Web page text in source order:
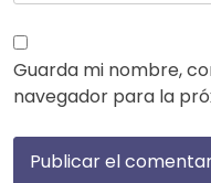
Guarda mi nombre,
navegador para la